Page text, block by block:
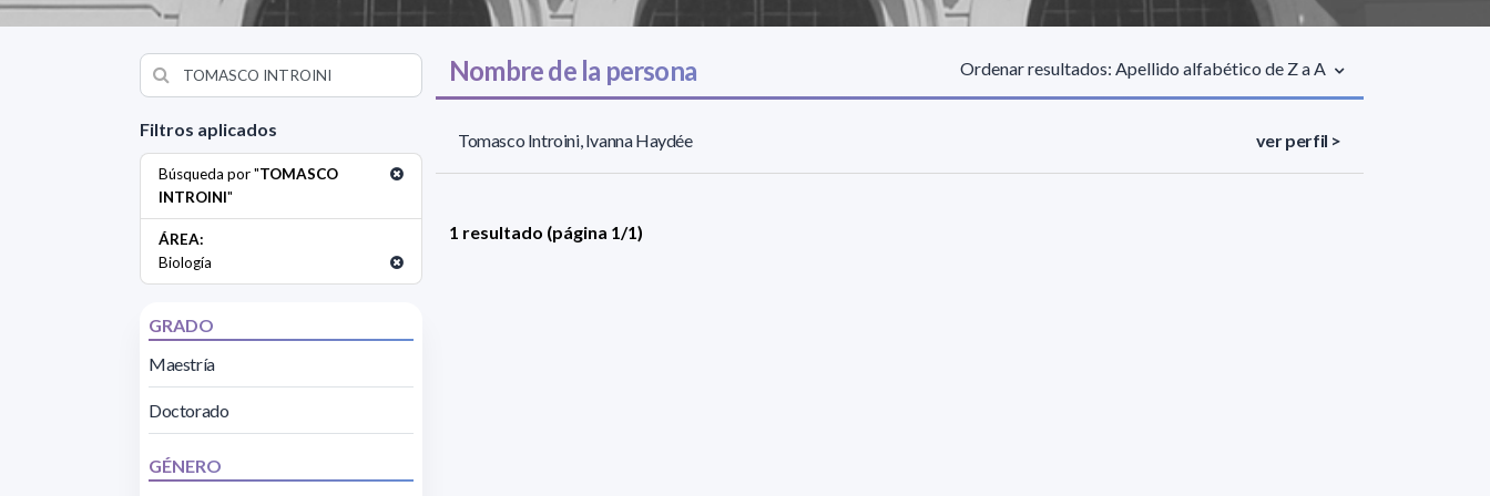
Filtros aplicados
Búsqueda por "TOMASCO
INTROINI"
ÁREA:
Biología
GRADO
Maestría
Doctorado
GÉNERO
Nombre de la persona Ordenar resultados: Apellido alfabético de Z a A
Tomasco Introini, Ivanna Haydée ver perfil >
1 resultado (página 1/1)